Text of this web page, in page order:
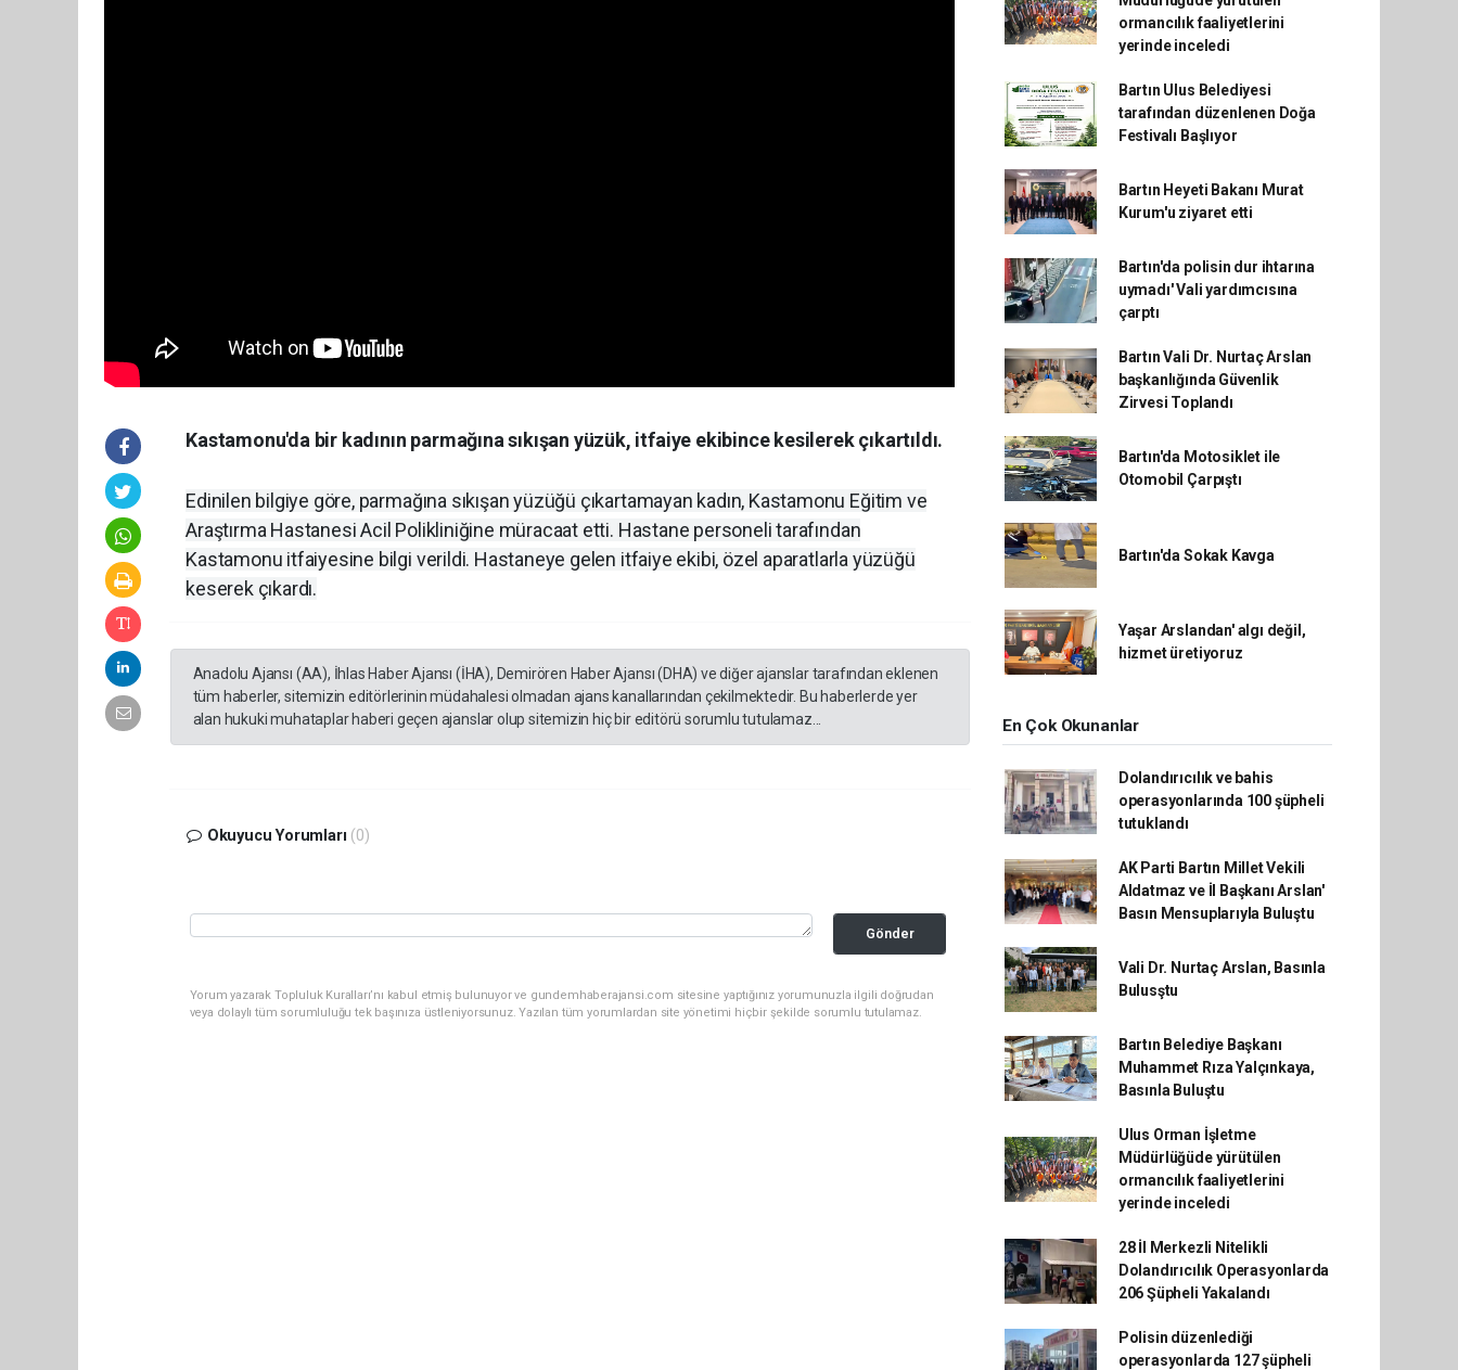
Kastamonu'da bir kadının parmağına sıkışan yüzük, itfaiye ekibince kesilerek çıkartıldı.
Edinilen bilgiye göre, parmağına sıkışan yüzüğü çıkartamayan kadın, Kastamonu Eğitim ve
Araştırma Hastanesi Acil Polikliniğine müracaat etti. Hastane personeli tarafından
Kastamonu itfaiyesine bilgi verildi. Hastaneye gelen itfaiye ekibi, özel aparatlarla yüzüğü
keserek çıkardı.
Anadolu Ajansı (AA), İhlas Haber Ajansı (İHA), Demirören Haber Ajansı (DHA) ve diğer ajanslar tarafından eklenen
tüm haberler, sitemizin editörlerinin müdahalesi olmadan ajans kanallarından çekilmektedir. Bu haberlerde yer
alan hukuki muhataplar haberi geçen ajanslar olup sitemizin hiç bir editörü sorumlu tutulamaz...
Okuyucu Yorumları (0)
Gönder
Yorum yazarak Topluluk Kuralları’nı kabul etmiş bulunuyor ve gundemhaberajansi.com sitesine yaptığınız yorumunuzla ilgili doğrudan
veya dolaylı tüm sorumluluğu tek başınıza üstleniyorsunuz. Yazılan tüm yorumlardan site yönetimi hiçbir şekilde sorumlu tutulamaz.
ormancılık faaliyetlerini
yerinde inceledi
Bartın Ulus Belediyesi
tarafından düzenlenen Doğa
Festivalı Başlıyor
Bartın Heyeti Bakanı Murat
Kurum'u ziyaret etti
Bartın'da polisin dur ihtarına
uymadı' Vali yardımcısına
çarptı
Bartın Vali Dr. Nurtaç Arslan
başkanlığında Güvenlik
Zirvesi Toplandı
Bartın'da Motosiklet ile
Otomobil Çarpıştı
Bartın'da Sokak Kavga
Yaşar Arslandan' algı değil,
hizmet üretiyoruz
En Çok Okunanlar
Dolandırıcılık ve bahis
operasyonlarında 100 şüpheli
tutuklandı
AK Parti Bartın Millet Vekili
Aldatmaz ve İl Başkanı Arslan'
Basın Mensuplarıyla Buluştu
Vali Dr. Nurtaç Arslan, Basınla
Bulusştu
Bartın Belediye Başkanı
Muhammet Rıza Yalçınkaya,
Basınla Buluştu
Ulus Orman İşletme
Müdürlüğüde yürütülen
ormancılık faaliyetlerini
yerinde inceledi
28 İl Merkezli Nitelikli
Dolandırıcılık Operasyonlarda
206 Şüpheli Yakalandı
Polisin düzenlediği
operasyonlarda 127 şüpheli